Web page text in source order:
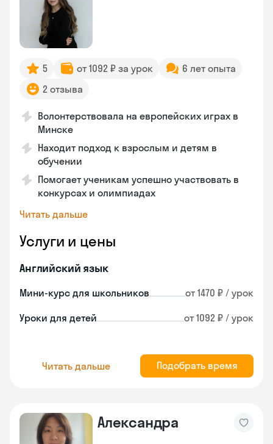
5 от 1092 ₽ за урок
6 лет опыта
2 отзыва
Волонтерствовала на европейских играх в
Минске
Находит подход к взрослым и детям в
обучении
Помогает ученикам успешно участвовать в
конкурсах и олимпиадах
Читать дальше
Услуги и цены
Английский язык
Мини-курс для школьников от 1470 ₽ / урок
Уроки для детей от 1092 ₽ / урок
Читать дальше Подобрать время
Александра